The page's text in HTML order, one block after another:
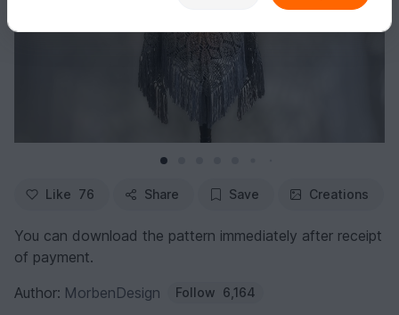
Like 76 Share Save Creations
You can download the pattern immediately after receipt
of payment.
Author: MorbenDesign Follow 6,164